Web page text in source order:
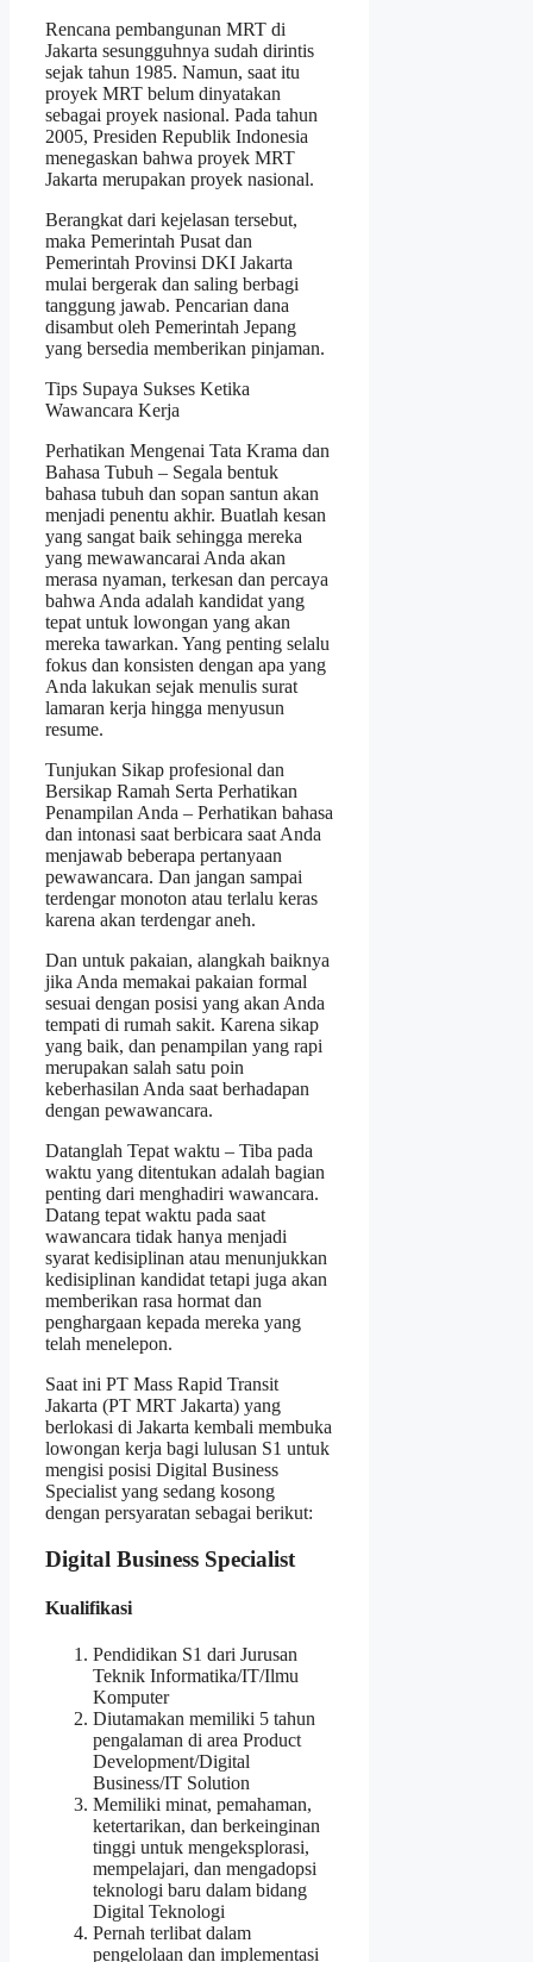
Rencana pembangunan MRT di
Jakarta sesungguhnya sudah dirintis
sejak tahun 1985. Namun, saat itu
proyek MRT belum dinyatakan
sebagai proyek nasional. Pada tahun
2005, Presiden Republik Indonesia
menegaskan bahwa proyek MRT
Jakarta merupakan proyek nasional.
Berangkat dari kejelasan tersebut,
maka Pemerintah Pusat dan
Pemerintah Provinsi DKI Jakarta
mulai bergerak dan saling berbagi
tanggung jawab. Pencarian dana
disambut oleh Pemerintah Jepang
yang bersedia memberikan pinjaman.
Tips Supaya Sukses Ketika
Wawancara Kerja
Perhatikan Mengenai Tata Krama dan
Bahasa Tubuh – Segala bentuk
bahasa tubuh dan sopan santun akan
menjadi penentu akhir. Buatlah kesan
yang sangat baik sehingga mereka
yang mewawancarai Anda akan
merasa nyaman, terkesan dan percaya
bahwa Anda adalah kandidat yang
tepat untuk lowongan yang akan
mereka tawarkan. Yang penting selalu
fokus dan konsisten dengan apa yang
Anda lakukan sejak menulis surat
lamaran kerja hingga menyusun
resume.
Tunjukan Sikap profesional dan
Bersikap Ramah Serta Perhatikan
Penampilan Anda – Perhatikan bahasa
dan intonasi saat berbicara saat Anda
menjawab beberapa pertanyaan
pewawancara. Dan jangan sampai
terdengar monoton atau terlalu keras
karena akan terdengar aneh.
Dan untuk pakaian, alangkah baiknya
jika Anda memakai pakaian formal
sesuai dengan posisi yang akan Anda
tempati di rumah sakit. Karena sikap
yang baik, dan penampilan yang rapi
merupakan salah satu poin
keberhasilan Anda saat berhadapan
dengan pewawancara.
Datanglah Tepat waktu – Tiba pada
waktu yang ditentukan adalah bagian
penting dari menghadiri wawancara.
Datang tepat waktu pada saat
wawancara tidak hanya menjadi
syarat kedisiplinan atau menunjukkan
kedisiplinan kandidat tetapi juga akan
memberikan rasa hormat dan
penghargaan kepada mereka yang
telah menelepon.
Saat ini PT Mass Rapid Transit
Jakarta (PT MRT Jakarta) yang
berlokasi di Jakarta kembali membuka
lowongan kerja bagi lulusan S1 untuk
mengisi posisi Digital Business
Specialist yang sedang kosong
dengan persyaratan sebagai berikut:
Digital Business Specialist
Kualifikasi
Pendidikan S1 dari Jurusan
Teknik Informatika/IT/Ilmu
Komputer
Diutamakan memiliki 5 tahun
pengalaman di area Product
Development/Digital
Business/IT Solution
Memiliki minat, pemahaman,
ketertarikan, dan berkeinginan
tinggi untuk mengeksplorasi,
mempelajari, dan mengadopsi
teknologi baru dalam bidang
Digital Teknologi
Pernah terlibat dalam
pengelolaan dan implementasi